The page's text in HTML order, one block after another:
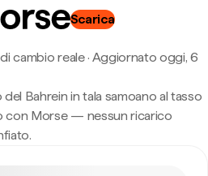
Scarica
di cambio reale· Aggiornato oggi, 6
Bahrein in tala samoano al tasso
con Morse — nessun ricarico